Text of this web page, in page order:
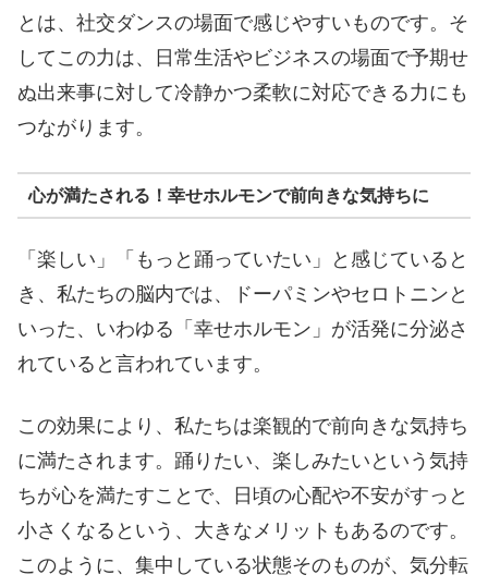
とは、社交ダンスの場面で感じやすいものです。そ
してこの力は、日常生活やビジネスの場面で予期せ
ぬ出来事に対して冷静かつ柔軟に対応できる力にも
つながります。
心が満たされる！幸せホルモンで前向きな気持ちに
「楽しい」「もっと踊っていたい」と感じていると
き、私たちの脳内では、ドーパミンやセロトニンと
いった、いわゆる「幸せホルモン」が活発に分泌さ
れていると言われています。
この効果により、私たちは楽観的で前向きな気持ち
に満たされます。踊りたい、楽しみたいという気持
ちが心を満たすことで、日頃の心配や不安がすっと
小さくなるという、大きなメリットもあるのです。
このように、集中している状態そのものが、気分転